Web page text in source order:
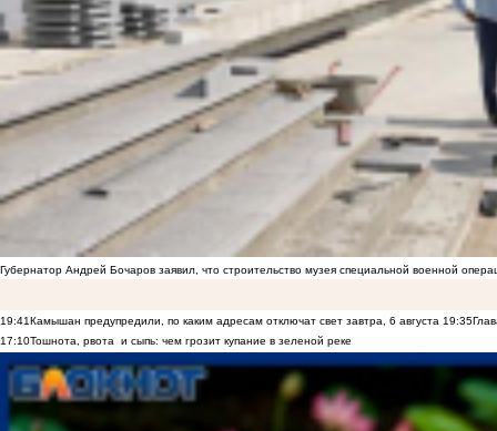
Губернатор Андрей Бочаров заявил, что строительство музея специальной военной
19:41Камышан предупредили, по каким адресам отключат свет завтра, 6 августа 19:35
17:10Тошнота, рвота и сыпь: чем грозит купание в зеленой реке